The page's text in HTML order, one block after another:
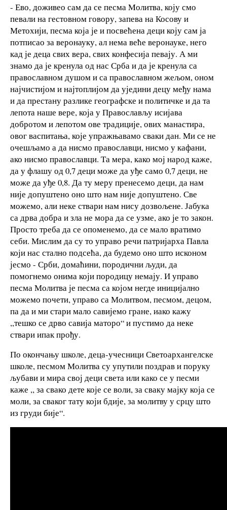
- Ево, доживео сам да се песма Mолитва, коју смо
певали на гестовном говору, запева на Косову и
Метохији, песма која је и посвећена деци коју сам ја
потписао за веронауку, ал нема веће веронауке, него
кад је деца свих вера, свих конфесија певају. А ми
знамо да је кренула од нас Срба и да је кренула са
православном душом и са православном жељом, оном
најчистијом и најтоплијом да уједини децу међу нама
и да престану разлике географске и политичке и да та
лепота наше вере, која у Православљу исијава
добротом и лепотом ове традиције, ових манастира,
овог васпитања, које упражњавамо сваки дан. Ми се не
очешљамо а да нисмо православци, нисмо у кафани,
ако нисмо православци. Та мера, како мој народ каже,
да у флашу од 0,7 деци може да уђе само 0,7 деци, не
може да уђе 0,8. Да ту меру пренесемо деци, да нам
није допуштено оно што нам није допуштено. Све
можемо, али неке ствари нам нису дозвољене. Јабука
са дрва добра и зла не мора да се узме, ако је то закон.
Просто треба да се опоменемо, да се мало вратимо
себи. Мислим да су то управо речи патријарха Павла
који нас стално подсећа, да будемо оно што исконом
јесмо - Срби, домаћини, породични људи, да
помогнемо онима који породицу немају. И управо
песма Молитва је песма са којом негде иницијално
можемо почети, управо са Молитвом, песмом, децом,
па да и ми стари мало савијемо гране, иако кажу
,,тешко се дрво савија маторо“ и пустимо да неке
ствари ипак прођу.
По окончању школе, деца-учесници Светоархангелске
школе, песмом Молитва су упутили поздрав и поруку
љубави и мира свој деци света или како се у песми
каже ,, за свако дете које се воли, за сваку мајку која се
моли, за сваког тату који бдије, за молитву у срцу што
из груди бије“.